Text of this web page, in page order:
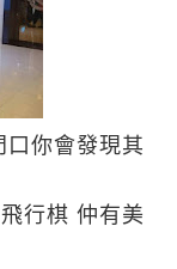
你會發現其
行棋 仲有美